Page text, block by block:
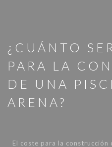
¿CUÁNTO
PARA LA
DE UNA
ARENA?
El coste para la construcción